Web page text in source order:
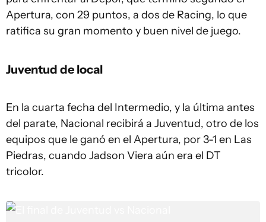
Apertura, con 29 puntos, a dos de Racing, lo que
ratifica su gran momento y buen nivel de juego.
Juventud de local
En la cuarta fecha del Intermedio, y la última antes
del parate, Nacional recibirá a Juventud, otro de los
equipos que le ganó en el Apertura, por 3-1 en Las
Piedras, cuando Jadson Viera aún era el DT
tricolor.